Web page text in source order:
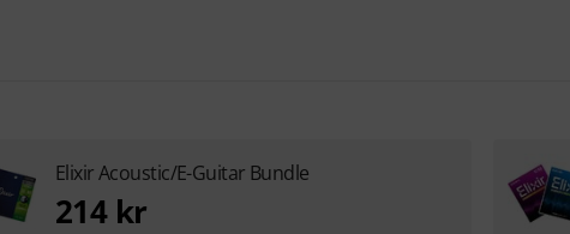
Elixir Acoustic/E-Guitar Bundle
214 kr